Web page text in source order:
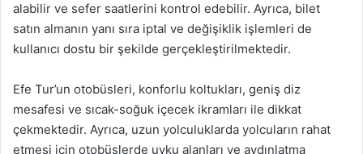
alabilir ve sefer saatlerini kontrol edebilir. Ayrıca, bilet
satın almanın yanı sıra iptal ve değişiklik işlemleri de
kullanıcı dostu bir şekilde gerçekleştirilmektedir.
Efe Tur’un otobüsleri, konforlu koltukları, geniş diz
mesafesi ve sıcak-soğuk içecek ikramları ile dikkat
çekmektedir. Ayrıca, uzun yolculuklarda yolcuların rahat
etmesi için otobüslerde uyku alanları ve aydınlatma